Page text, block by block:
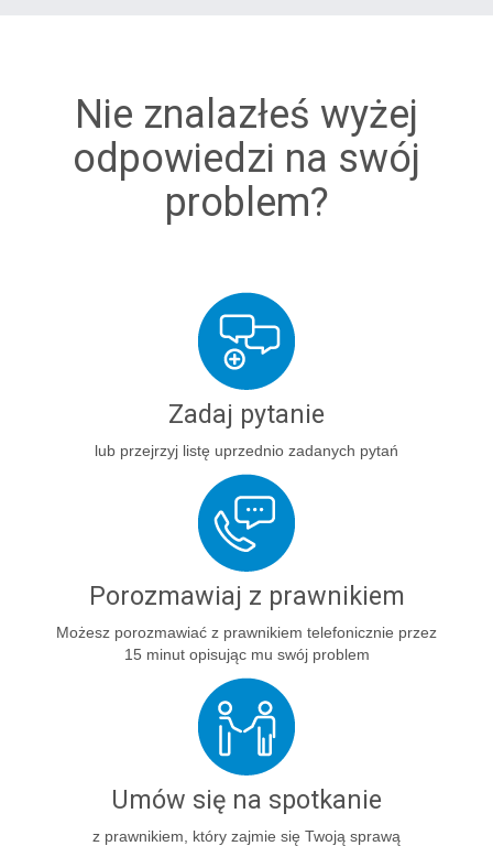
Nie znalazłeś wyżej
odpowiedzi na swój
problem?
Zadaj pytanie
lub przejrzyj listę uprzednio zadanych pytań
Porozmawiaj z prawnikiem
Możesz porozmawiać z prawnikiem telefonicznie przez
15 minut opisując mu swój problem
Umów się na spotkanie
z prawnikiem, który zajmie się Twoją sprawą